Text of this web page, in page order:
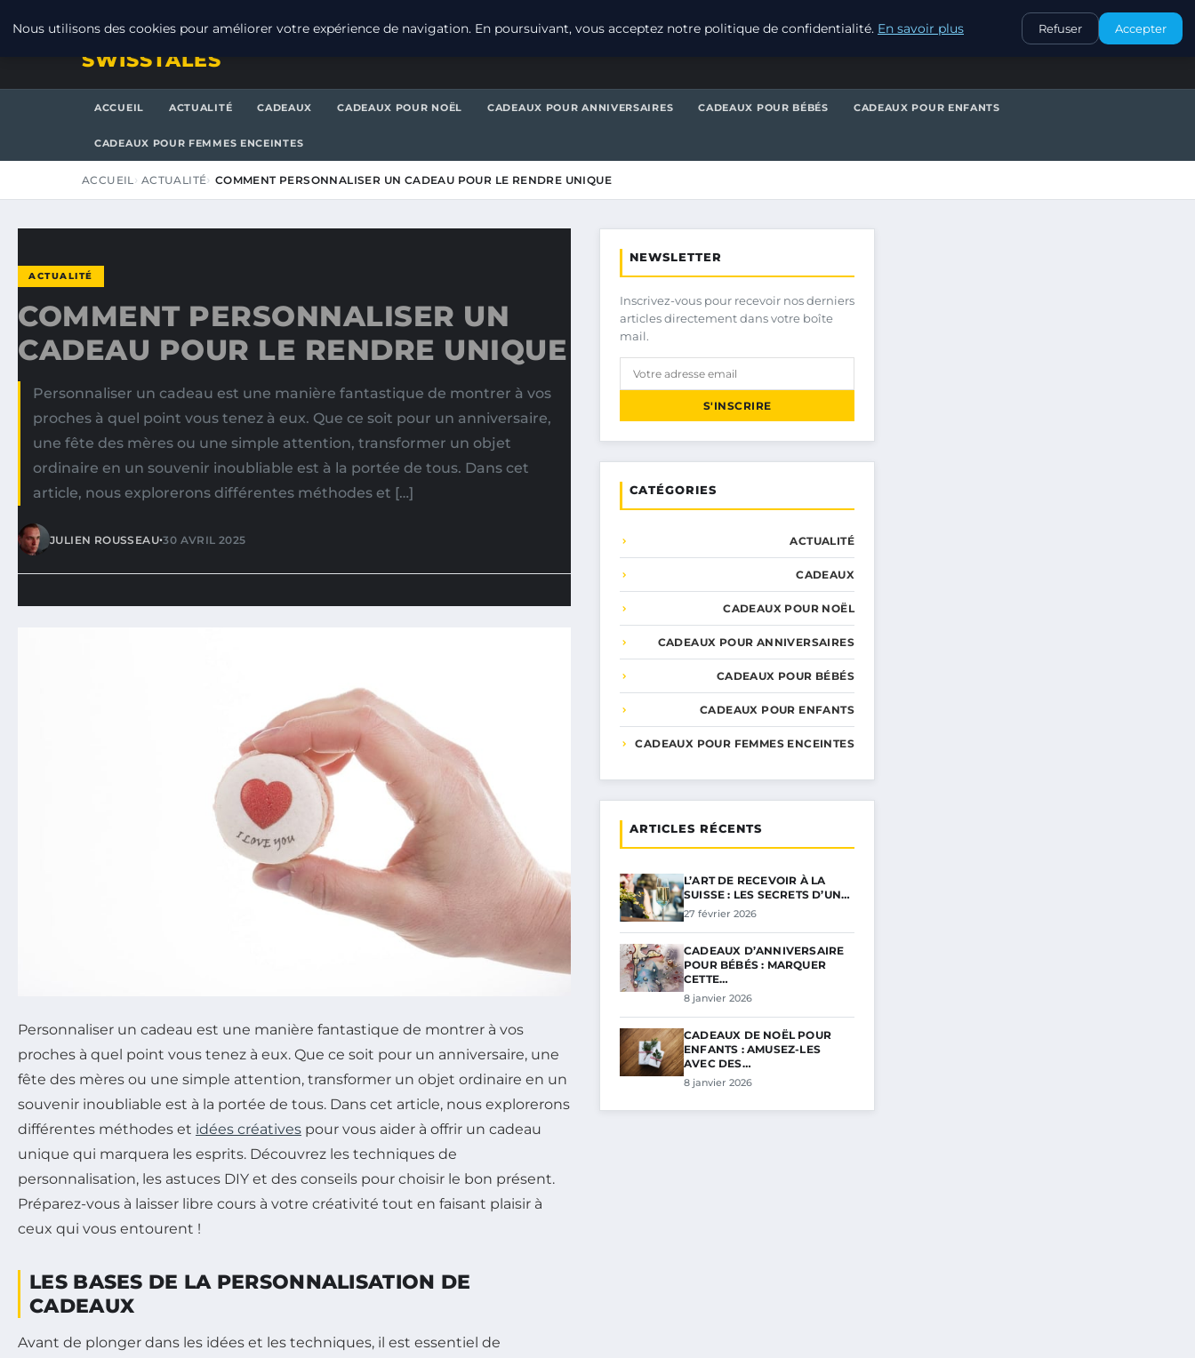
CONTACT
SWISSTALES
ACCUEIL ACTUALITÉ CADEAUX CADEAUX POUR NOËL CADEAUX POUR ANNIVERSAIRES CADEAUX POUR BÉBÉS CADEAUX POUR ENFANTS
CADEAUX POUR FEMMES ENCEINTES
ACCUEIL ACTUALITÉ COMMENT PERSONNALISER UN CADEAU POUR LE RENDRE UNIQUE
ACTUALITÉ
COMMENT PERSONNALISER UN
CADEAU POUR LE RENDRE UNIQUE
Personnaliser un cadeau est une manière fantastique de montrer à vos
proches à quel point vous tenez à eux. Que ce soit pour un anniversaire,
une fête des mères ou une simple attention, transformer un objet
ordinaire en un souvenir inoubliable est à la portée de tous. Dans cet
article, nous explorerons différentes méthodes et […]
JULIEN ROUSSEAU•30 AVRIL 2025
Personnaliser un cadeau est une manière fantastique de montrer à vos
proches à quel point vous tenez à eux. Que ce soit pour un anniversaire, une
fête des mères ou une simple attention, transformer un objet ordinaire en un
souvenir inoubliable est à la portée de tous. Dans cet article, nous explorerons
différentes méthodes et idées créatives pour vous aider à offrir un cadeau
unique qui marquera les esprits. Découvrez les techniques de
personnalisation, les astuces DIY et des conseils pour choisir le bon présent.
Préparez-vous à laisser libre cours à votre créativité tout en faisant plaisir à
ceux qui vous entourent !
LES BASES DE LA PERSONNALISATION DE
CADEAUX
Avant de plonger dans les idées et les techniques, il est essentiel de
NEWSLETTER
Inscrivez-vous pour recevoir nos derniers
articles directement dans votre boîte
mail.
S'INSCRIRE
CATÉGORIES
ACTUALITÉ
CADEAUX
CADEAUX POUR NOËL
CADEAUX POUR ANNIVERSAIRES
CADEAUX POUR BÉBÉS
CADEAUX POUR ENFANTS
CADEAUX POUR FEMMES ENCEINTES
ARTICLES RÉCENTS
L’ART DE RECEVOIR À LA
SUISSE : LES SECRETS D’UN…
27 février 2026
CADEAUX D’ANNIVERSAIRE
POUR BÉBÉS : MARQUER
CETTE…
8 janvier 2026
CADEAUX DE NOËL POUR
ENFANTS : AMUSEZ-LES
AVEC DES…
8 janvier 2026
Nous utilisons des cookies pour améliorer votre expérience de navigation. En poursuivant, vous acceptez notre politique de confidentialité. En savoir plus Refuser Accepter